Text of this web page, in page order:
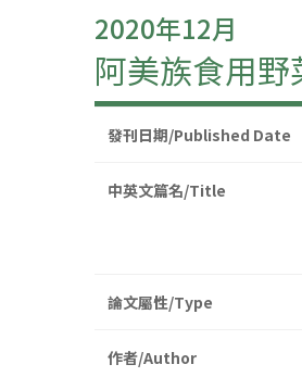
2020年12月
阿美族食用
發刊日期/Published Date
中英文篇名/Title
論文屬性/Type
作者/Author